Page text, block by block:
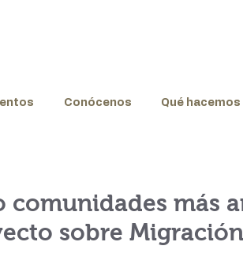
Conócenos Qué hacemos
comunidades más
sobre